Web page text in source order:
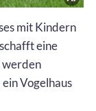
mit Kindern
eine
werden
Vogelhaus